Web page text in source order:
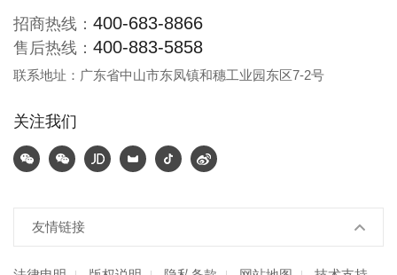
招商热线： 400-683-8866
售后热线： 400-883-5858
联系地址：广东省中山市东凤镇和穗工业园东区7-2号
关注我们
友情链接